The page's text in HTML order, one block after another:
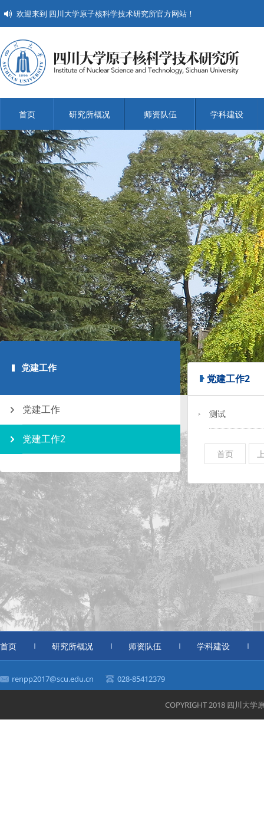
欢迎来到 四川大学原子核科学技术研究所官方网站！
首页 研究所概况 师资队伍 学科建设
党建工作
党建工作
党建工作2
党建工作2
测试
首页
首页 研究所概况 师资队伍 学科建设
renpp2017@scu.edu.cn 028-85412379
COPYRIGHT 2018 四川大学